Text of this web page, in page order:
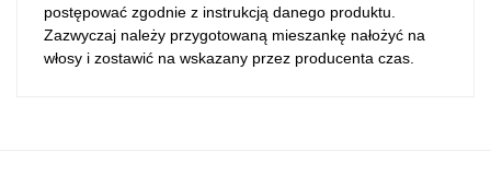
postępować zgodnie z instrukcją danego produktu.
Zazwyczaj należy przygotowaną mieszankę nałożyć na
włosy i zostawić na wskazany przez producenta czas.